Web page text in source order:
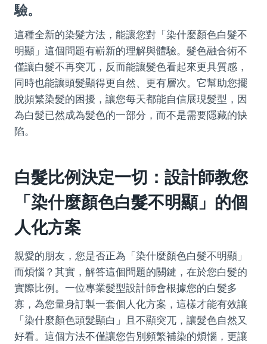
驗。
這種全新的染髮方法，能讓您對「染什麼顏色白髮不
明顯」這個問題有嶄新的理解與體驗。髮色融合術不
僅讓白髮不再突兀，反而能讓髮色看起來更具質感，
同時也能讓頭髮顯得更自然、更有層次。它幫助您擺
脫頻繁染髮的困擾，讓您每天都能自信展現髮型，因
為白髮已然成為髮色的一部分，而不是需要隱藏的缺
陷。
白髮比例決定一切：設計師教您
「染什麼顏色白髮不明顯」的個
人化方案
親愛的朋友，您是否正為「染什麼顏色白髮不明顯」
而煩惱？其實，解答這個問題的關鍵，在於您白髮的
實際比例。一位專業髮型設計師會根據您的白髮多
寡，為您量身訂製一套個人化方案，這樣才能有效讓
「染什麼顏色頭髮顯白」且不顯突兀，讓髮色自然又
好看。這個方法不僅讓您告別頻繁補染的煩惱，更讓